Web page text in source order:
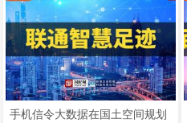
手机信令大数据在国土空间规划